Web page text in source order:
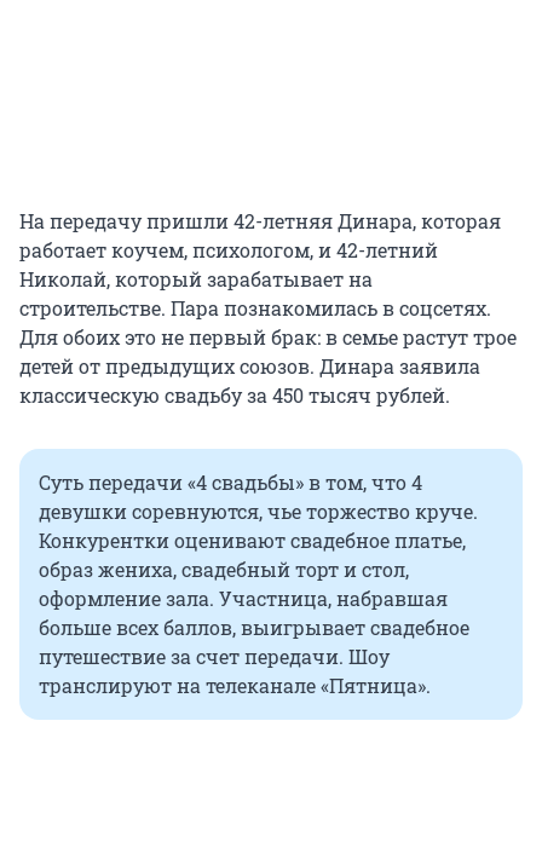
На передачу пришли 42-летняя Динара, которая
работает коучем, психологом, и 42-летний
Николай, который зарабатывает на
строительстве. Пара познакомилась в соцсетях.
Для обоих это не первый брак: в семье растут трое
детей от предыдущих союзов. Динара заявила
классическую свадьбу за 450 тысяч рублей.
Суть передачи «4 свадьбы» в том, что 4
девушки соревнуются, чье торжество круче.
Конкурентки оценивают свадебное платье,
образ жениха, свадебный торт и стол,
оформление зала. Участница, набравшая
больше всех баллов, выигрывает свадебное
путешествие за счет передачи. Шоу
транслируют на телеканале «Пятница».